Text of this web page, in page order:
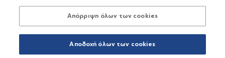
Προστασία Προσωπικών Δεδομένων
Όροι χρήσης
Πολιτική cookies
Απόρριψη όλων των cookies
Αποδοχή όλων των cookies